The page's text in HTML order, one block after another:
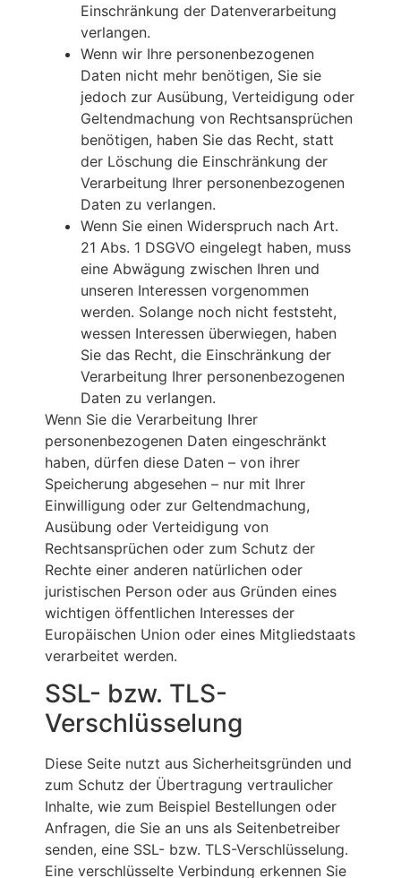
Einschränkung der Datenverarbeitung
verlangen.
Wenn wir Ihre personenbezogenen
Daten nicht mehr benötigen, Sie sie
jedoch zur Ausübung, Verteidigung oder
Geltendmachung von Rechtsansprüchen
benötigen, haben Sie das Recht, statt
der Löschung die Einschränkung der
Verarbeitung Ihrer personenbezogenen
Daten zu verlangen.
Wenn Sie einen Widerspruch nach Art.
21 Abs. 1 DSGVO eingelegt haben, muss
eine Abwägung zwischen Ihren und
unseren Interessen vorgenommen
werden. Solange noch nicht feststeht,
wessen Interessen überwiegen, haben
Sie das Recht, die Einschränkung der
Verarbeitung Ihrer personenbezogenen
Daten zu verlangen.
Wenn Sie die Verarbeitung Ihrer
personenbezogenen Daten eingeschränkt
haben, dürfen diese Daten – von ihrer
Speicherung abgesehen – nur mit Ihrer
Einwilligung oder zur Geltendmachung,
Ausübung oder Verteidigung von
Rechtsansprüchen oder zum Schutz der
Rechte einer anderen natürlichen oder
juristischen Person oder aus Gründen eines
wichtigen öffentlichen Interesses der
Europäischen Union oder eines Mitgliedstaats
verarbeitet werden.
SSL- bzw. TLS-
Verschlüsselung
Diese Seite nutzt aus Sicherheitsgründen und
zum Schutz der Übertragung vertraulicher
Inhalte, wie zum Beispiel Bestellungen oder
Anfragen, die Sie an uns als Seitenbetreiber
senden, eine SSL- bzw. TLS-Verschlüsselung.
Eine verschlüsselte Verbindung erkennen Sie